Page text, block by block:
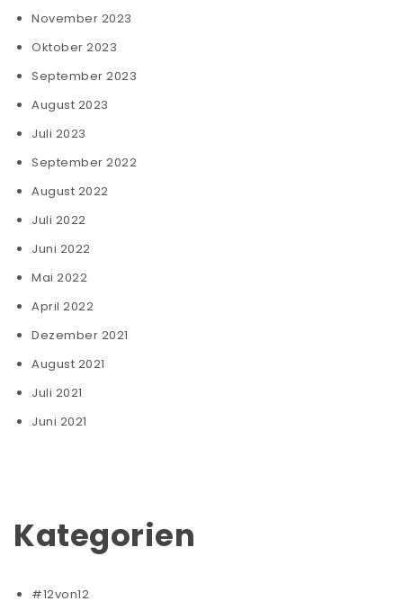
November 2023
Oktober 2023
September 2023
August 2023
Juli 2023
September 2022
August 2022
Juli 2022
Juni 2022
Mai 2022
April 2022
Dezember 2021
August 2021
Juli 2021
Juni 2021
Kategorien
#12von12